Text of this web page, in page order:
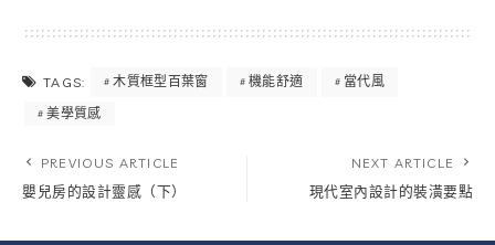
TAGS: 木質框型百葉窗 機能舒適
當代風
美學質感
PREVIOUS ARTICLE
嬰兒房的設計靈感（下）
NEXT ARTICLE
現代室內設計的裝潢要點